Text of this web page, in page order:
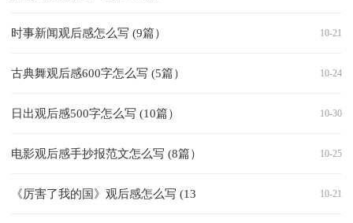
10-21
时事新闻观后感怎么写 (9篇）
10-24
古典舞观后感600字怎么写 (5篇）
10-30
日出观后感500字怎么写 (10篇）
10-25
电影观后感手抄报范文怎么写 (8篇）
10-21
《厉害了我的国》观后感怎么写 (13